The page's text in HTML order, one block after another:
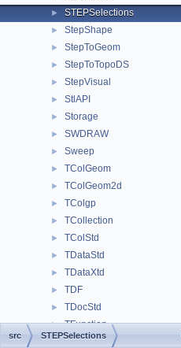
► STEPSelections
► StepShape
► StepToGeom
► StepToTopoDS
► StepVisual
► StlAPI
► Storage
► SWDRAW
► Sweep
► TColGeom
► TColGeom2d
► TColgp
► TCollection
► TColStd
► TDataStd
► TDataXtd
► TDF
► TDocStd
► TFunction
► TNaming
src STEPSelections